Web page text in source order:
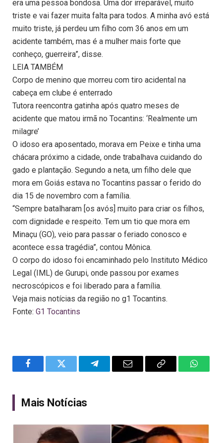
era uma pessoa bondosa. Uma dor irreparável, muito
triste e vai fazer muita falta para todos. A minha avó está
muito triste, já perdeu um filho com 36 anos em um
acidente também, mas é a mulher mais forte que
conheço, guerreira”, disse.
LEIA TAMBÉM
Corpo de menino que morreu com tiro acidental na
cabeça em clube é enterrado
Tutora reencontra gatinha após quatro meses de
acidente que matou irmã no Tocantins: ‘Realmente um
milagre’
O idoso era aposentado, morava em Peixe e tinha uma
chácara próximo a cidade, onde trabalhava cuidando do
gado e plantação. Segundo a neta, um filho dele que
mora em Goiás estava no Tocantins passar o ferido do
dia 15 de novembro com a família.
“Sempre batalharam [os avós] muito para criar os filhos,
com dignidade e respeito. Tem um tio que mora em
Minaçu (GO), veio para passar o feriado conosco e
acontece essa tragédia”, contou Mônica.
O corpo do idoso foi encaminhado pelo Instituto Médico
Legal (IML) de Gurupi, onde passou por exames
necroscópicos e foi liberado para a família.
Veja mais notícias da região no g1 Tocantins.
Fonte: G1 Tocantins
FacebookTwitter TelegramEmail
Copy
Mais Notícias